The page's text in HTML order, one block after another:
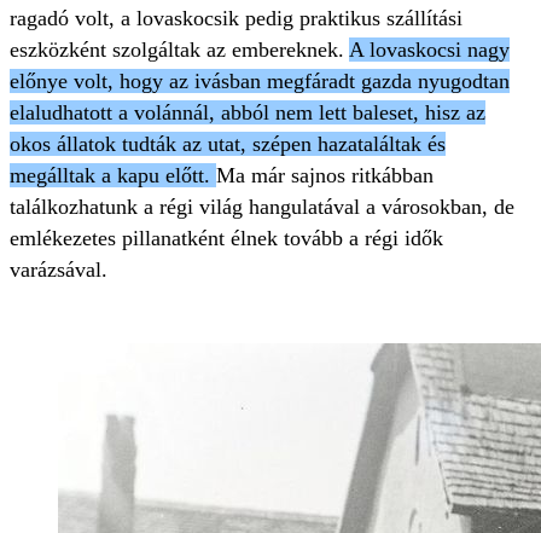
ragadó volt, a lovaskocsik pedig praktikus szállítási
eszközként szolgáltak az embereknek. A lovaskocsi nagy
előnye volt, hogy az ivásban megfáradt gazda nyugodtan
elaludhatott a volánnál, abból nem lett baleset, hisz az
okos állatok tudták az utat, szépen hazataláltak és
megálltak a kapu előtt. Ma már sajnos ritkábban
találkozhatunk a régi világ hangulatával a városokban, de
emlékezetes pillanatként élnek tovább a régi idők
varázsával.